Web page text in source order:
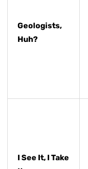
Geologists,
Huh?
I See It, I Take